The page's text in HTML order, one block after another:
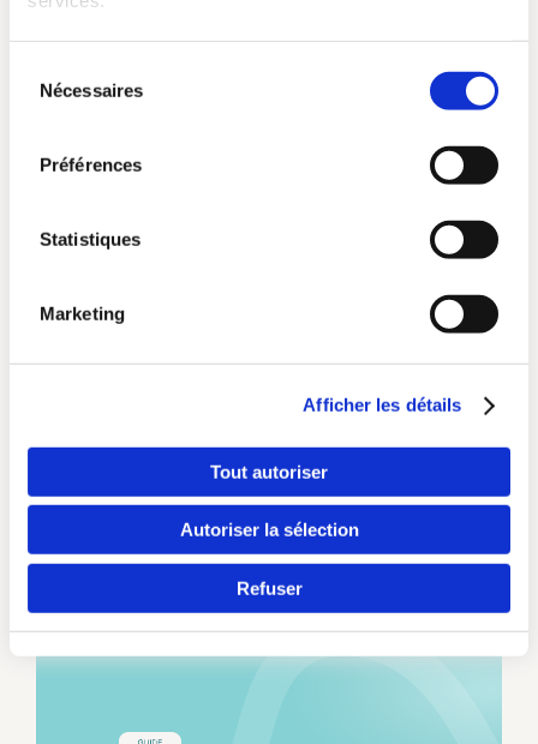
Nécessaires
Préférences
Statistiques
Marketing
Afficher les détails
Tout autoriser
Autoriser la sélection
Refuser
Le guide budget CSE Wellpass
En savoir plus
Langue